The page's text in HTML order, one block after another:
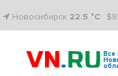
Новосибирск 22.5 °C
Все